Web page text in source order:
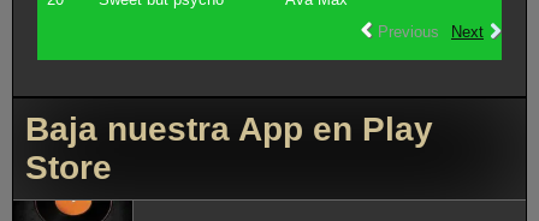
Previous
Next
Baja nuestra App en Play
Store